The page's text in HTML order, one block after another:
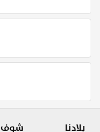
بلادنا شوف